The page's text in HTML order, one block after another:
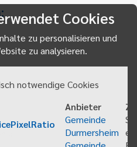
Cookies
zu personalisieren und
zu analysieren.
notwendige Cookies
Anbieter
Gemeinde
Durmersheim